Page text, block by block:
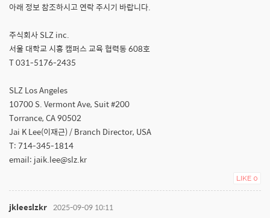
아래 정보 참조하시고 연락 주시기 바랍니다.
주식회사 SLZ inc.
서울 대학교 시흥 캠퍼스 교육 협력동 608호
T 031-5176-2435
SLZ Los Angeles
10700 S. Vermont Ave, Suit #200
Torrance, CA 90502
Jai K Lee(이재근) / Branch Director, USA
T: 714-345-1814
email: jaik.lee@slz.kr
LIKE 0
jkleeslzkr 2025-09-09 10:11